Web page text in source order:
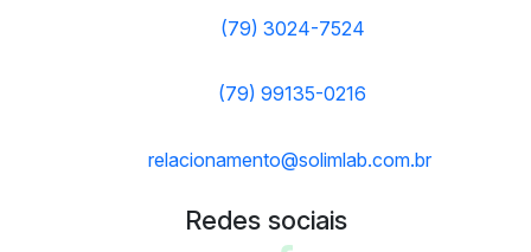
(79) 3024-7524
(79) 99135-0216
relacionamento@solimlab.com.br
Redes sociais